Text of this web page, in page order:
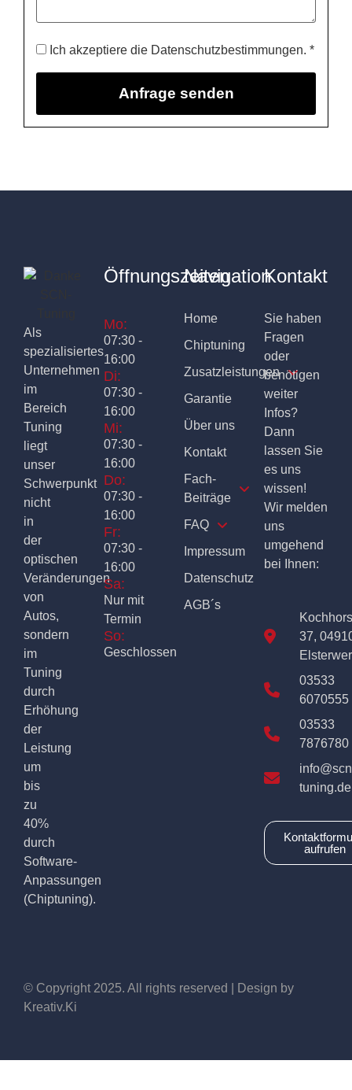
Ich akzeptiere die Datenschutzbestimmungen. *
Als
spezialisiertes
Unternehmen
im
Bereich
Tuning
liegt
unser
Schwerpunkt
nicht
in
der
optischen
Veränderungen
von
Autos,
sondern
im
Tuning
durch
Erhöhung
der
Leistung
um
bis
zu
40%
durch
Software-
Anpassungen
(Chiptuning).
Öffnungszeiten
Mo:
07:30 -
16:00
Di:
07:30 -
16:00
Mi:
07:30 -
16:00
Do:
07:30 -
16:00
Fr:
07:30 -
16:00
Sa:
Nur mit
Termin
So:
Geschlossen
Navigation
Home
Chiptuning
Zusatzleistungen
Garantie
Über uns
Kontakt
Fach-
Beiträge
FAQ
Impressum
Datenschutz
AGB´s
Kontakt
Sie haben
Fragen
oder
benötigen
weiter
Infos?
Dann
lassen Sie
es uns
wissen!
Wir melden
uns
umgehend
bei Ihnen:
37,
03533
6070555
03533
7876780
tuning.de
aufrufen
© Copyright 2025. All rights reserved | Design by
Kreativ.Ki